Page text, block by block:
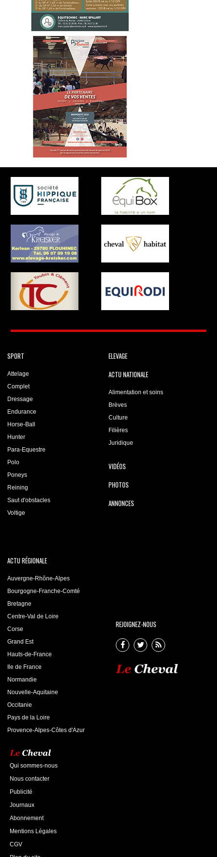
SPORT
Attelage
Complet
Dressage
Endurance
Horse-Ball
Hunter
Para-Equestre
Polo
Poneys
Reining
Saut d'obstacles
Voltige
ELEVAGE
ACTU NATIONALE
Alimentation et soins
Brèves
Culture
Filières
Juridique
VIDÉOS
PHOTOS
ANNONCES
ACTU RÉGIONALE
Auvergne-Rhône-Alpes
Bourgogne-Franche-Comté
Bretagne
Centre-Val de Loire
Corse
Grand Est
Hauts-de-France
Ile de France
Normandie
Nouvelle-Aquitaine
Occitanie
Pays de la Loire
Provence-Alpes-Côtes d'Azur
REJOIGNEZ-NOUS
Qui sommes-nous
Nous contacter
Publicité
Journaux
Abonnement
Mentions Légales
CGV